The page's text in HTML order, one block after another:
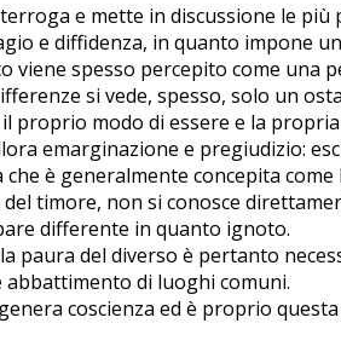
e mette in discussione le
e diffidenza, in quanto impone
viene spesso percepito come una
si vede, spesso, solo un
proprio modo di essere e la
emarginazione e pregiudizio:
che è generalmente concepita
del timore, non si conosce
differente in quanto ignoto.
paura del diverso è pertanto
di luoghi comuni.
coscienza ed è proprio